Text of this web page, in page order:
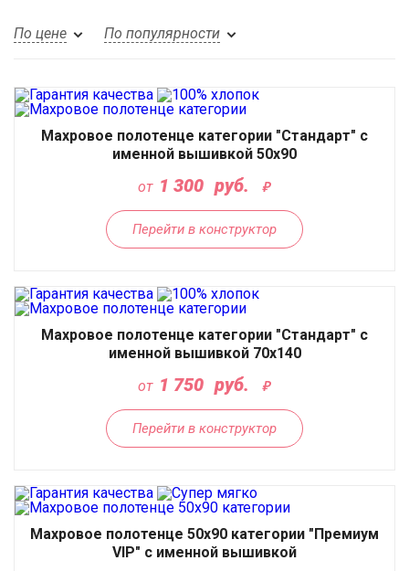
По цене По популярности
Махровое полотенце категории "Стандарт" с
именной вышивкой 50x90
от 1 300 руб.
Перейти в конструктор
Махровое полотенце категории "Стандарт" с
именной вышивкой 70x140
от 1 750 руб.
Перейти в конструктор
Махровое полотенце 50х90 категории "Премиум
VIP" с именной вышивкой